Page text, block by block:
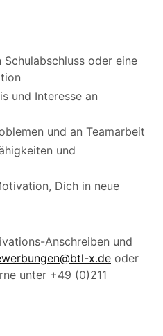
oder eine
und Interesse an
und an Teamarbeit
und
Dich in neue
Anschreiben und
x.de oder
unter +49 (0)211